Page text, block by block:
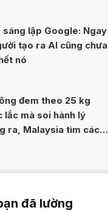
sáng lập Google: Ngay
tạo ra AI cũng chưa
nó
đem theo 25 kg
lắc mà soi hành lý
ra, Malaysia tìm cách
đã lường